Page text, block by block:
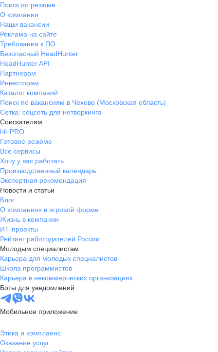
Поиск по резюме
О компании
Наши вакансии
Реклама на сайте
Требования к ПО
Безопасный HeadHunter
HeadHunter API
Партнерам
Инвесторам
Каталог компаний
Поиск по вакансиям в Чехове (Московская область)
Сетка: соцсеть для нетворкинга
Соискателям
hh PRO
Готовое резюме
Все сервисы
Хочу у вас работать
Производственный календарь
Экспертная рекомендация
Новости и статьи
Блог
О компаниях в игровой форме
Жизнь в компании
ИТ-проекты
Рейтинг работодателей России
Молодым специалистам
Карьера для молодых специалистов
Школа программистов
Карьера в некоммерческих организациях
Боты для уведомлений
Мобильное приложение
Этика и комплаенс
Оказание услуг